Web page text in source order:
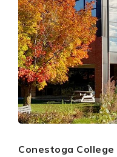
Conestoga College